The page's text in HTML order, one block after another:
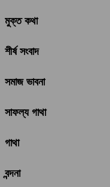
মুক্ত কথা
শীর্ষ সংবাদ
সমাজ ভাবনা
সাফল্য গাথা
গাথা
বন্দনা